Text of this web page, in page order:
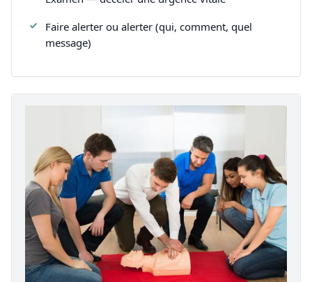
Faire alerter ou alerter (qui, comment, quel
message)